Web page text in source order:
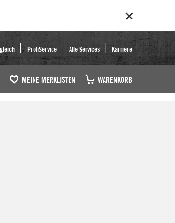
ProfiService Alle Services Karriere
MEINE MERKLISTEN WARENKORB